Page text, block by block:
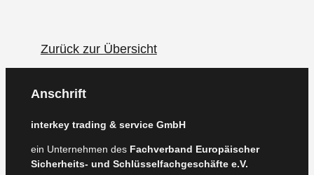
Zurück zur Übersicht
Anschrift
interkey trading & service GmbH
ein Unternehmen des Fachverband Europäischer
Sicherheits- und Schlüsselfachgeschäfte e.V.